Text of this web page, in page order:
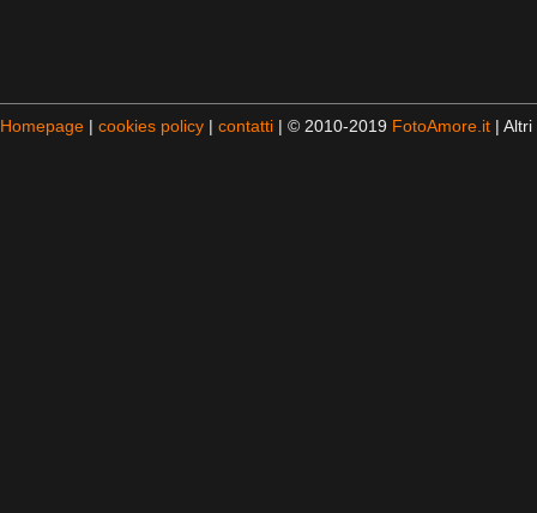
Homepage | cookies policy | contatti | © 2010-2019 FotoAmore.it |